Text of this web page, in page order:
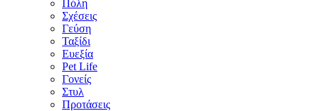
Πόλη
Σχέσεις
Γεύση
Ταξίδι
Ευεξία
Pet Life
Γονείς
Στυλ
Προτάσεις